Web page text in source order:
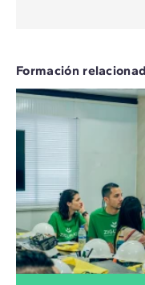
Formación